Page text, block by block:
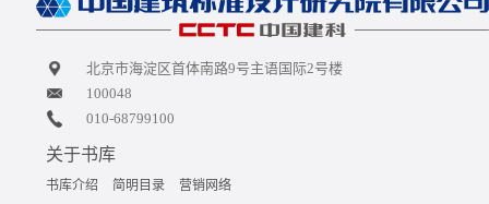
北京市海淀区首体南路9号主语国际2号楼
100048
010-68799100
关于书库
书库介绍 简明目录 营销网络